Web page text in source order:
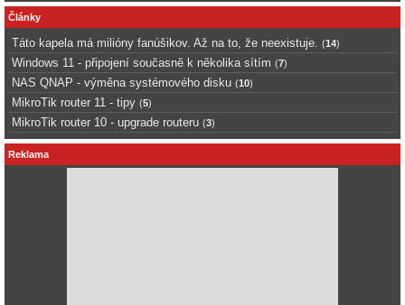
Články
Táto kapela má milióny fanúšikov. Až na to, že neexistuje. (14)
Windows 11 - připojení současně k několika sítím (7)
NAS QNAP - výměna systémového disku (10)
MikroTik router 11 - tipy (5)
MikroTik router 10 - upgrade routeru (3)
Reklama